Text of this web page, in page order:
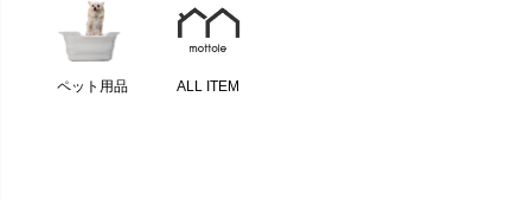
ペット用品 ALL ITEM